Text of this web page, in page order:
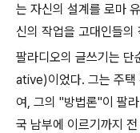
는 자신의 설계를 로마
신의 작업을 고대인들의
팔라디오의 글쓰기는
ative)이었다. 그는 주
여, 그의 "방법론"이 팔
국 남부에 이르기까지